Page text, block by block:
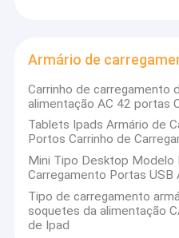
Armário de
Carrinho de carregamento
alimentação AC 42 portas
Tablets Ipads Armário de
Portos Carrinho de
Mini Tipo Desktop Modelo
Carregamento Portas USB
Tipo de carregamento
soquetes da alimentação
de Ipad